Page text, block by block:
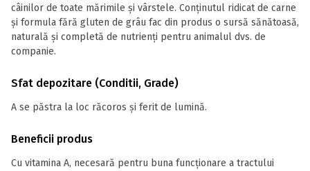
câinilor de toate mărimile și vârstele. Conținutul ridicat de carne
și formula fără gluten de grâu fac din produs o sursă sănătoasă,
naturală și completă de nutrienți pentru animalul dvs. de
companie.
Sfat depozitare (Conditii, Grade)
A se păstra la loc răcoros și ferit de lumină.
Beneficii produs
Cu vitamina A, necesară pentru buna funcționare a tractului